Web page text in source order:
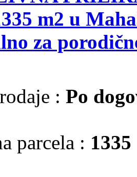
m2 u
za
: Po
parcela : 1335